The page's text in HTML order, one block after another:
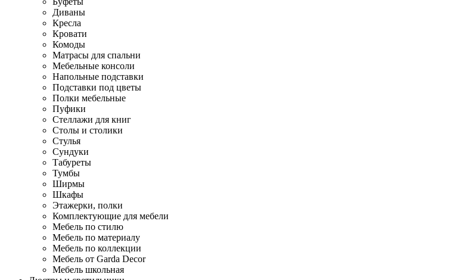
Диваны
Кресла
Кровати
Комоды
Матрасы для спальни
Мебельные консоли
Напольные подставки
Подставки под цветы
Полки мебельные
Пуфики
Стеллажи для книг
Столы и столики
Стулья
Сундуки
Табуреты
Тумбы
Ширмы
Шкафы
Этажерки, полки
Комплектующие для мебели
Мебель по стилю
Мебель по материалу
Мебель по коллекции
Мебель от Garda Decor
Мебель школьная